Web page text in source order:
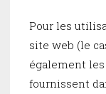
Pour les
site web (le
également
fournissent